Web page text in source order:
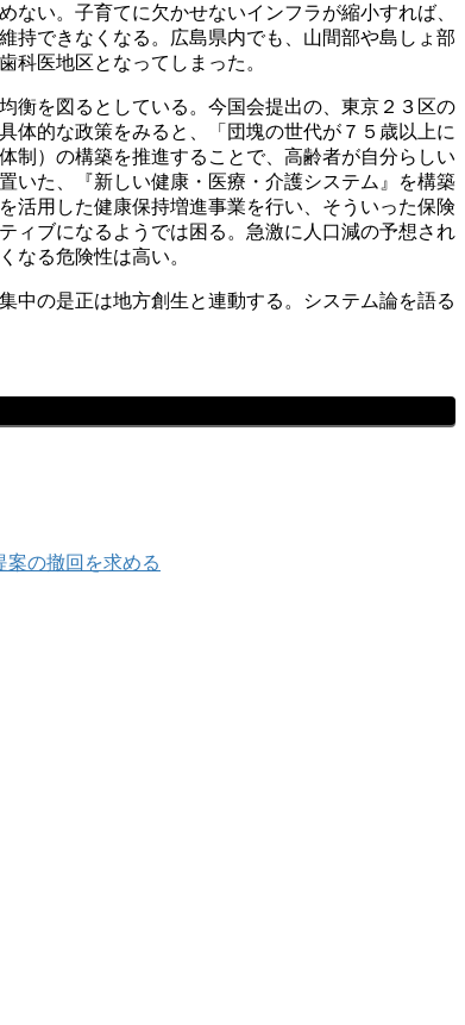
い。子育てに欠かせないインフラが縮小すれば、
持できなくなる。広島県内でも、山間部や島しょ部
科医地区となってしまった。
衡を図るとしている。今国会提出の、東京２３区の
体的な政策をみると、「団塊の世代が７５歳以上に
制）の構築を推進することで、高齢者が自分らしい
いた、『新しい健康・医療・介護システム』を構築
活用した健康保持増進事業を行い、そういった保険
ィブになるようでは困る。急激に人口減の予想され
なる危険性は高い。
中の是正は地方創生と連動する。システム論を語る
の撤回を求める